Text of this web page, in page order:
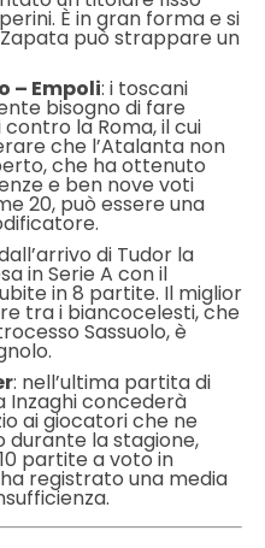
È in gran forma e si
può strappare un
– Empoli: i toscani
bisogno di fare
la Roma, il cui
che l’Atalanta non
che ha ottenuto
e ben nove voti
20, può essere una
di Tudor la
in Serie A con il
in 8 partite. Il miglior
tra i biancocelesti, che
Sassuolo, è
: nell’ultima partita di
Inzaghi concederà
ai giocatori che ne
la stagione,
partite a voto in
registrato una media